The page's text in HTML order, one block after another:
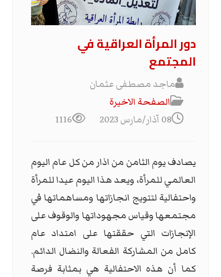
دور المرأة العراقية في
المجتمع
ماجد مصطفى عثمان
الصفحة الاخیرة
08 آذار/مارس 2023
1116
يصادف يوم الثامن من اذار من كل عام اليوم
العالمي للمرأة، ويعد هذا اليوم عيدا للمرأة
واحتفالية لتتويج انجازاتها ومساهماتها في
مجتمعها وقياس مجهوداتها والوقوف على
الإنجازات التي حققتها على امتداد عام
كامل من المشاركة الفعالة والنضال الدائم.
كما أن هذه الاحتفالية هي بمثابة فرصة